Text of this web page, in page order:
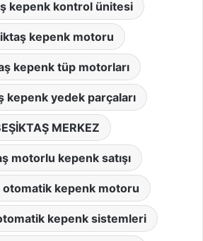
kepenk kontrol ünitesi
kepenk motoru
kepenk tüp motorları
kepenk yedek parçaları
MERKEZ
motorlu kepenk satışı
otomatik kepenk motoru
kepenk sistemleri